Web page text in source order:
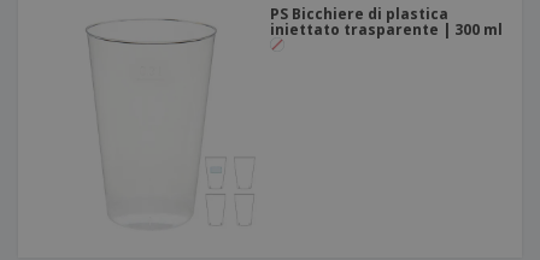
PS Bicchiere di plastica
iniettato trasparente | 300 ml